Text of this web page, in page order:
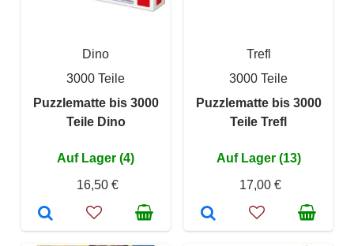
Dino
3000 Teile
Puzzlematte bis 3000
Teile Dino
Auf Lager (4)
16,50 €
Trefl
3000 Teile
Puzzlematte bis 3000
Teile Trefl
Auf Lager (13)
17,00 €